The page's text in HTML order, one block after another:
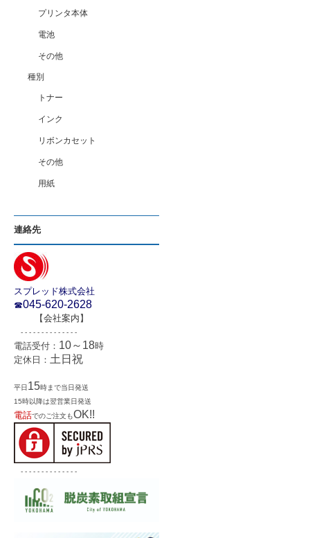
プリンタ本体
電池
その他
種別
トナー
インク
リボンカセット
その他
用紙
連絡先
スプレッド株式会社
☎045-620-2628
【会社案内 】
- - - - - - - - - - - - - -
電話受付： 10～18時
定休日： 土日祝
平日 15時まで当日発送
15時以降は翌営業日発送
電話でのご注文もOK!!
- - - - - - - - - - - - - -